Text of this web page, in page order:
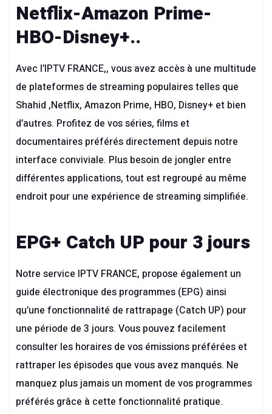
Netflix-Amazon Prime-
HBO-Disney+..
Avec l’IPTV FRANCE,, vous avez accès à une multitude
de plateformes de streaming populaires telles que
Shahid ,Netflix, Amazon Prime, HBO, Disney+ et bien
d’autres. Profitez de vos séries, films et
documentaires préférés directement depuis notre
interface conviviale. Plus besoin de jongler entre
différentes applications, tout est regroupé au même
endroit pour une expérience de streaming simplifiée.
EPG+ Catch UP pour 3 jours
Notre service IPTV FRANCE, propose également un
guide électronique des programmes (EPG) ainsi
qu’une fonctionnalité de rattrapage (Catch UP) pour
une période de 3 jours. Vous pouvez facilement
consulter les horaires de vos émissions préférées et
rattraper les épisodes que vous avez manqués. Ne
manquez plus jamais un moment de vos programmes
préférés grâce à cette fonctionnalité pratique.